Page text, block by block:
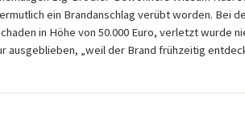
ein Brandanschlag verübt worden. Bei
in Höhe von 50.000 Euro, verletzt wurde
ausgeblieben, „weil der Brand frühzeitig